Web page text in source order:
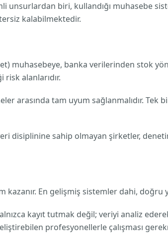
biri, kullandığı muhasebe
kalabilmektedir.
muhasebeye, banka verilerinden stok
alanlarıdır.
arasında tam uyum sağlanmalıdır.
disiplinine sahip olmayan şirketler,
En gelişmiş sistemler dahi,
kayıt tutmak değil; veriyi analiz
profesyonellerle çalışması